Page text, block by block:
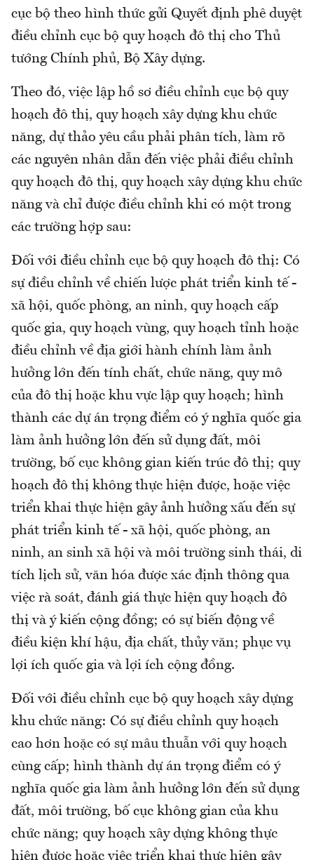
cục bộ theo hình thức gửi Quyết định phê duyệt
điều chỉnh cục bộ quy hoạch đô thị cho Thủ
tướng Chính phủ, Bộ Xây dựng.
Theo đó, việc lập hồ sơ điều chỉnh cục bộ quy
hoạch đô thị, quy hoạch xây dựng khu chức
năng, dự thảo yêu cầu phải phân tích, làm rõ
các nguyên nhân dẫn đến việc phải điều chỉnh
quy hoạch đô thị, quy hoạch xây dựng khu chức
năng và chỉ được điều chỉnh khi có một trong
các trường hợp sau:
Đối với điều chỉnh cục bộ quy hoạch đô thị: Có
sự điều chỉnh về chiến lược phát triển kinh tế -
xã hội, quốc phòng, an ninh, quy hoạch cấp
quốc gia, quy hoạch vùng, quy hoạch tỉnh hoặc
điều chỉnh về địa giới hành chính làm ảnh
hưởng lớn đến tính chất, chức năng, quy mô
của đô thị hoặc khu vực lập quy hoạch; hình
thành các dự án trọng điểm có ý nghĩa quốc gia
làm ảnh hưởng lớn đến sử dụng đất, môi
trường, bố cục không gian kiến trúc đô thị; quy
hoạch đô thị không thực hiện được, hoặc việc
triển khai thực hiện gây ảnh hưởng xấu đến sự
phát triển kinh tế - xã hội, quốc phòng, an
ninh, an sinh xã hội và môi trường sinh thái, di
tích lịch sử, văn hóa được xác định thông qua
việc rà soát, đánh giá thực hiện quy hoạch đô
thị và ý kiến cộng đồng; có sự biến động về
điều kiện khí hậu, địa chất, thủy văn; phục vụ
lợi ích quốc gia và lợi ích cộng đồng.
Đối với điều chỉnh cục bộ quy hoạch xây dựng
khu chức năng: Có sự điều chỉnh quy hoạch
cao hơn hoặc có sự mâu thuẫn với quy hoạch
cùng cấp; hình thành dự án trọng điểm có ý
nghĩa quốc gia làm ảnh hưởng lớn đến sử dụng
đất, môi trường, bố cục không gian của khu
chức năng; quy hoạch xây dựng không thực
hiện được hoặc việc triển khai thực hiện gây